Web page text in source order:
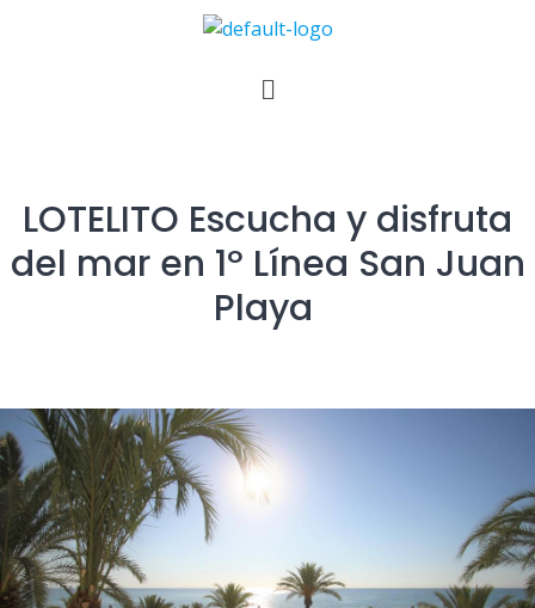
LOTELITO Escucha y disfruta
del mar en 1º Línea San Juan
Playa